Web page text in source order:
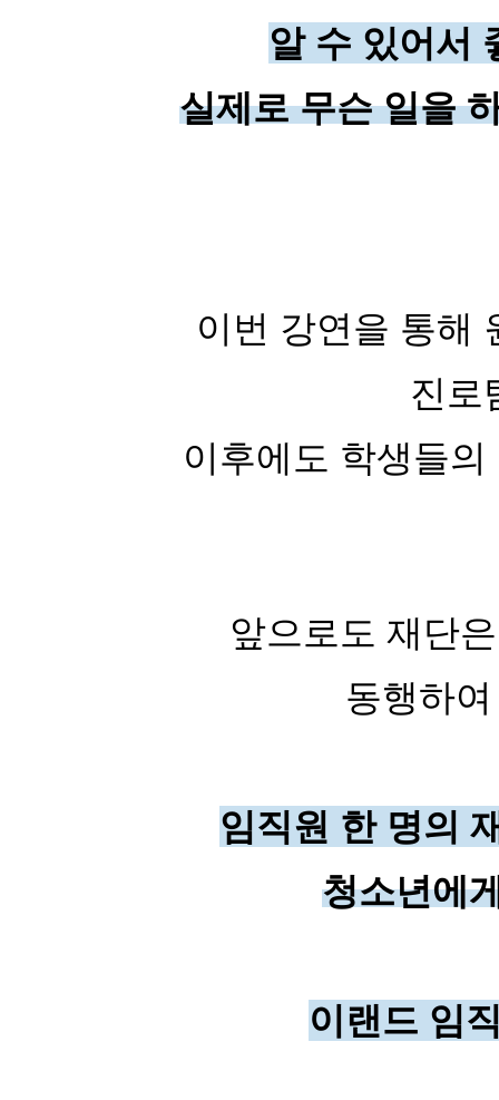
알 수 있어서
실제로 무슨 일을
이번 강연을 통해
진로
이후에도 학생들
앞으로도 재단
동행하
임직원 한 명의
청소년에
이랜드 임